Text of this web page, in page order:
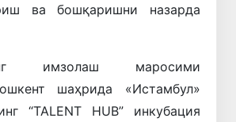
ва бошқаришни назарда
имзолаш маросими
шаҳрида «Истамбул»
“TALENT HUB” инкубация